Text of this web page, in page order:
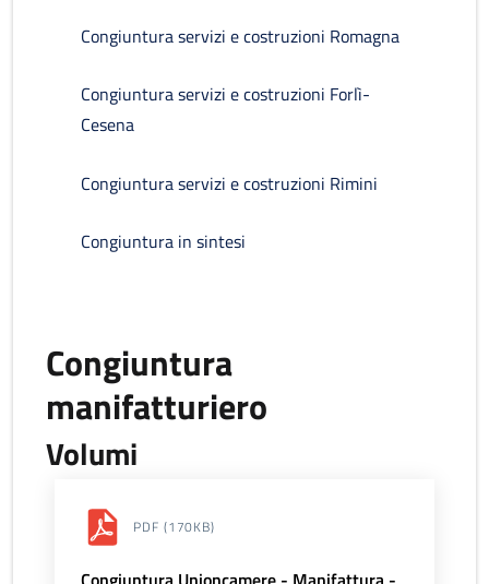
Congiuntura servizi e costruzioni Romagna
Congiuntura servizi e costruzioni Forlì-
Cesena
Congiuntura servizi e costruzioni Rimini
Congiuntura in sintesi
Congiuntura
manifatturiero
Volumi
PDF (170KB)